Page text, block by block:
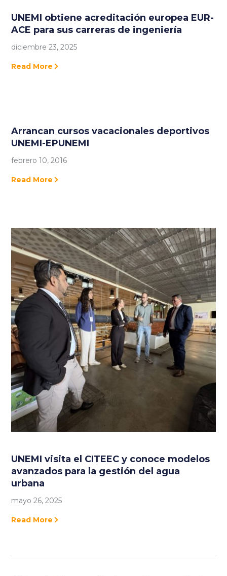
UNEMI obtiene acreditación europea EUR-
ACE para sus carreras de ingeniería
diciembre 23, 2025
Read More
Arrancan cursos vacacionales deportivos
UNEMI-EPUNEMI
febrero 10, 2016
Read More
UNEMI visita el CITEEC y conoce modelos
avanzados para la gestión del agua
urbana
mayo 26, 2025
Read More